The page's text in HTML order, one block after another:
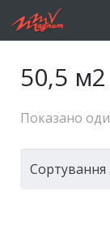
50,5 м2
Показано